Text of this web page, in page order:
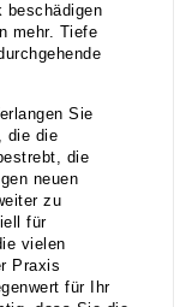
beschädigen
mehr. Tiefe
Sie
die die
die
neuen
zu
für
vielen
Praxis
für Ihr